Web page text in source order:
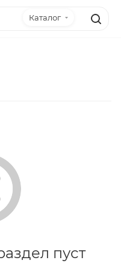
Каталог
пуст